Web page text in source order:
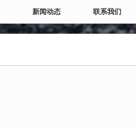
新闻动态 联系我们